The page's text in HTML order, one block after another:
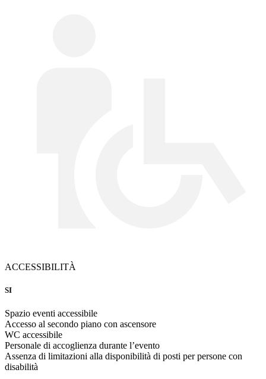
ACCESSIBILITÀ
SI
Spazio eventi accessibile
Accesso al secondo piano con ascensore
WC accessibile
Personale di accoglienza durante l’evento
Assenza di limitazioni alla disponibilità di posti per persone con
disabilità